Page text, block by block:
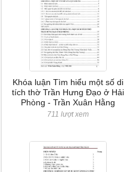
Khóa luận Tìm hiểu một số di
tích thờ Trần Hưng Đạo ở Hải
Phòng - Trần Xuân Hằng
711 lượt xem